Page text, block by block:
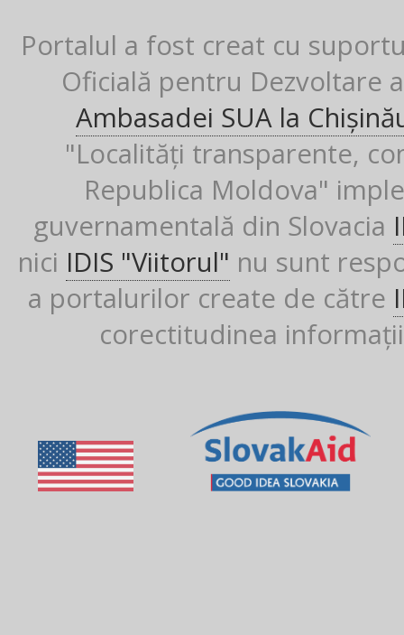
Portalul a fost creat cu
Oficială pentru Dezvoltare
Ambasadei SUA la
"Localități transparente,
Republica Moldova"
guvernamentală din Slovacia
nici IDIS "Viitorul" nu sunt
a portalurilor create de către
corectitudinea